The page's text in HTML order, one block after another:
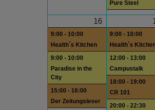
Pure Steel
16
9:00 - 10:00
Health´s Kitchen
9:00 - 10:00
Paradise in the
City
15:00 - 16:00
Der Zeitungsleser
9:00 - 10:00
Health´s
12:00 - 13:00
Campustalk
18:00 - 19:00
CR 101
20:00 - 22:30